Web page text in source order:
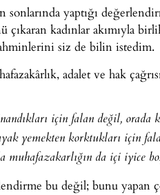
sonlarında yaptığı
çıkaran kadınlar akımıyla
siz de bilin istedim.
adalet ve hak
için falan değil, orada
yemekten korktukları için
da içi iyice
bu değil; bunu yapan